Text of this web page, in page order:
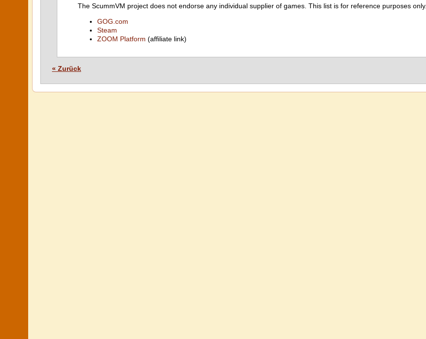
The ScummVM project does not endorse any individual supplier of games. This list is for reference purposes only.
GOG.com
Steam
ZOOM Platform (affiliate link)
« Zurück